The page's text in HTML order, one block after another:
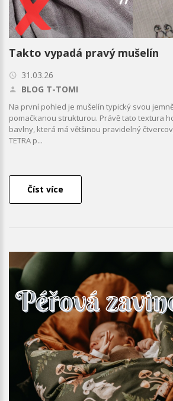
Takto vypadá pravý mušelín
31.03.26
BLOG T-TOMI
Na první pohled je mušelín typický svou
pomačkanou strukturou. Právě tato textura
bavlny, která má většinou pravidelný
TETRA p...
Číst více